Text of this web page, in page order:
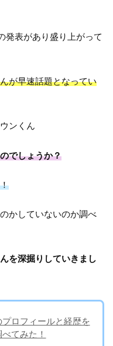
発表があり盛り上がって
が早速話題となってい
ンくん
でしょうか？
かしていないのか調べ
を深掘りしていきまし
ロフィールと経歴を
てみた！